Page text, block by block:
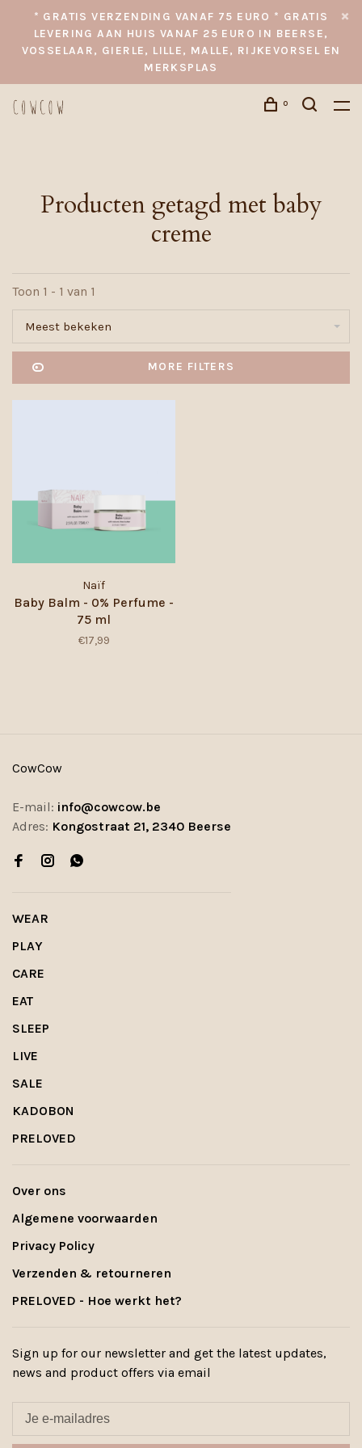
* GRATIS VERZENDING VANAF 75 EURO * GRATIS
LEVERING AAN HUIS VANAF 25 EURO IN BEERSE,
VOSSELAAR, GIERLE, LILLE, MALLE, RIJKEVORSEL EN
MERKSPLAS
0
Producten getagd met baby
creme
Toon 1 - 1 van 1
Meest bekeken
MORE FILTERS
Naïf
Baby Balm - 0% Perfume -
75 ml
€17,99
CowCow
E-mail: info@cowcow.be
Adres: Kongostraat 21, 2340 Beerse
WEAR
PLAY
CARE
EAT
SLEEP
LIVE
SALE
KADOBON
PRELOVED
Over ons
Algemene voorwaarden
Privacy Policy
Verzenden & retourneren
PRELOVED - Hoe werkt het?
Sign up for our newsletter and get the latest updates,
news and product offers via email